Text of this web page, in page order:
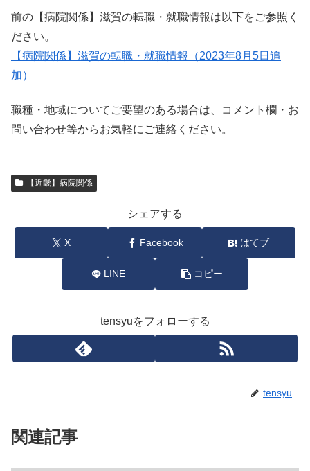
前の【病院関係】滋賀の転職・就職情報は以下をご参照く
ださい。
【病院関係】滋賀の転職・就職情報（2023年8月5日追
加）
職種・地域についてご要望のある場合は、コメント欄・お
問い合わせ等からお気軽にご連絡ください。
【近畿】病院関係
シェアする
X Facebook はてブ
LINE コピー
tensyuをフォローする
tensyu
関連記事